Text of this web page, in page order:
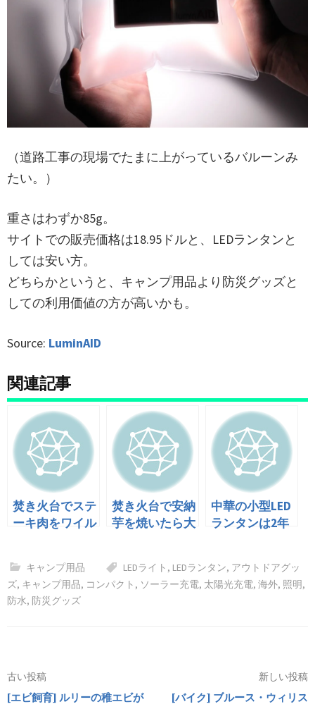
（道路工事の現場でたまに上がっているバルーンみ
たい。）
重さはわずか85g。
サイトでの販売価格は18.95ドルと、LEDランタンと
しては安い方。
どちらかというと、キャンプ用品より防災グッズと
しての利用価値の方が高いかも。
Source: LuminAID
関連記事
焚き火台でステ
ーキ肉をワイル
焚き火台で安納
芋を焼いたら大
中華の小型LED
ランタンは2年
キャンプ用品 LEDライト , LEDランタン, アウトドアグッ
ズ, キャンプ用品, コンパクト , ソーラー充電, 太陽光充電, 海外, 照明,
防水, 防災グッズ
投
古い投稿
[エビ飼育] ルリーの稚エビが
新しい投稿
[バイク] ブルース・ウィリス